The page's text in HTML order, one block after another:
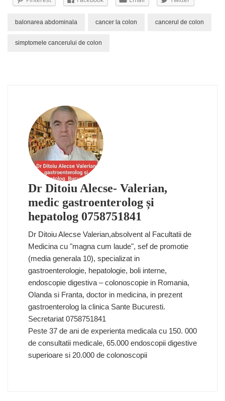
balonarea abdominala cancer la colon cancerul de colon
simptomele cancerului de colon
Dr Ditoiu Alecse- Valerian,
medic gastroenterolog și
hepatolog 0758751841
Dr Ditoiu Alecse Valerian,absolvent al Facultatii de
Medicina cu "magna cum laude", sef de promotie
(media generala 10), specializat in
gastroenterologie, hepatologie, boli interne,
endoscopie digestiva – colonoscopie in Romania,
Olanda si Franta, doctor in medicina, in prezent
gastroenterolog la clinica Sante Bucuresti.
Secretariat 0758751841
Peste 37 de ani de experienta medicala cu 150. 000
de consultatii medicale, 65.000 endoscopii digestive
superioare si 20.000 de colonoscopii